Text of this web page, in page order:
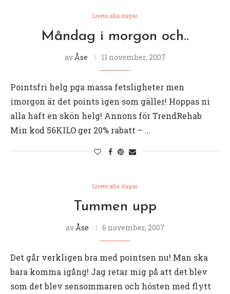
Livets alla dagar
Måndag i morgon och..
av Åse 11 november, 2007
Pointsfri helg pga massa fetsligheter men
imorgon är det points igen som gäller! Hoppas ni
alla haft en skön helg! Annons för TrendRehab
Min kod 56KILO ger 20% rabatt – …
Livets alla dagar
Tummen upp
av Åse 6 november, 2007
Det går verkligen bra med pointsen nu! Man ska
bara komma igång! Jag retar mig på att det blev
som det blev sensommaren och hösten med flytt